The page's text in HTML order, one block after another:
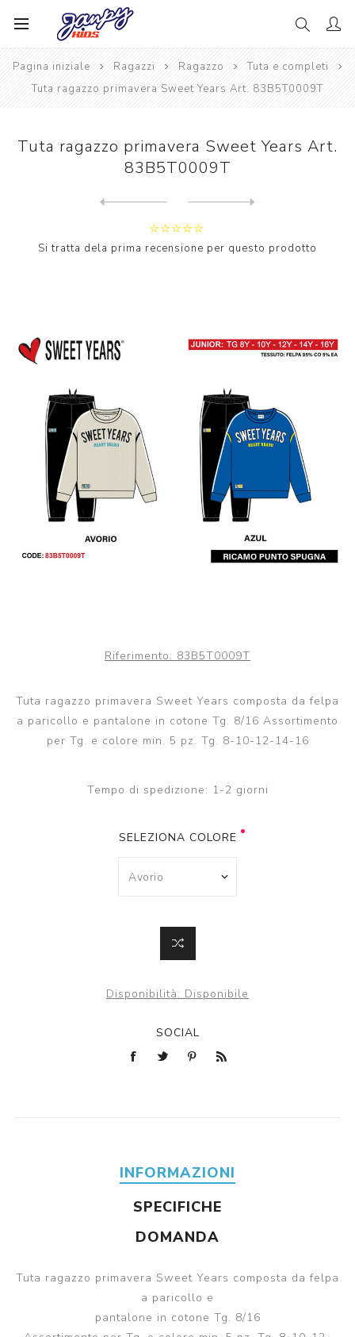
Pagina iniziale Ragazzi Ragazzo
Tuta e completi
Tuta ragazzo primavera Sweet Years Art. 83B5T0009T
Tuta ragazzo primavera Sweet Years Art.
83B5T0009T
Si tratta dela prima recensione per questo prodotto
Riferimento: 83B5T0009T
Tuta ragazzo primavera Sweet Years composta da felpa
a paricollo e pantalone in cotone Tg. 8/16 Assortimento
per Tg. e colore min. 5 pz. Tg. 8-10-12-14-16
Tempo di spedizione: 1-2 giorni
SELEZIONA COLORE
Disponibilità: Disponibile
SOCIAL
INFORMAZIONI
SPECIFICHE
DOMANDA
Tuta ragazzo primavera Sweet Years composta da felpa
a paricollo e
pantalone in cotone Tg. 8/16